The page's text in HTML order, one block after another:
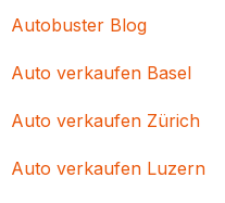
Autobuster Blog
Auto verkaufen Basel
Auto verkaufen Zürich
Auto verkaufen Luzern